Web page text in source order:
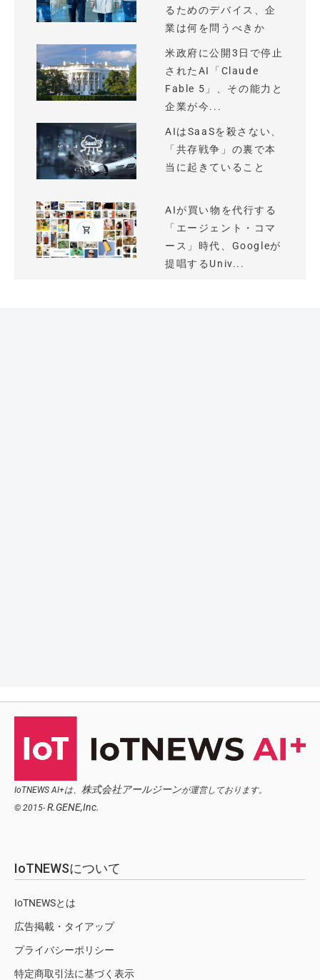
るためのデバイス、企
業は何を問うべきか
米政府に公開3日で停止
されたAI「Claude
Fable 5」、その能力と
企業が今...
AIはSaaSを殺さない、
「共存戦争」の裏で本
当に起きていること
AIが買い物を代行する
「エージェント・コマ
ース」時代、Googleが
提唱するUniv...
IoTNEWS AI+は、 株式会社アールジーンが運営しております。
© 2015- R.GENE,Inc.
IoTNEWSについて
IoTNEWSとは
広告掲載・タイアップ
プライバシーポリシー
特定商取引法に基づく表示